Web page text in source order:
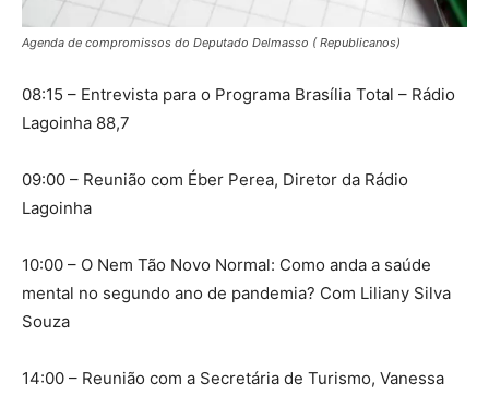
Agenda de compromissos do Deputado Delmasso ( Republicanos)
08:15 – Entrevista para o Programa Brasília Total – Rádio
Lagoinha 88,7
09:00 – Reunião com Éber Perea, Diretor da Rádio
Lagoinha
10:00 – O Nem Tão Novo Normal: Como anda a saúde
mental no segundo ano de pandemia? Com Liliany Silva
Souza
14:00 – Reunião com a Secretária de Turismo, Vanessa